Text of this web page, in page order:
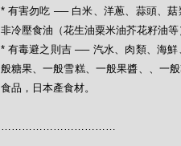
* 有害勿吃 ── 白米、洋蔥、蒜頭、菇
非冷壓食油（花生油粟米油芥花籽油等
* 有毒避之則吉 ── 汽水、肉類、海
般糖果、一般雪糕、一般果醬、、一
食品，日本產食材。
……………………………